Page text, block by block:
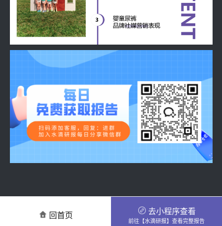
回首页 去小程序查看
前往【水滴研报】查看完整报告